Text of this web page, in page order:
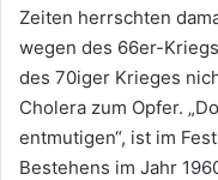
Zeiten herrschten
wegen des 66er-
des 70iger Krieges
Cholera zum Opfer.
entmutigen“, ist im
Bestehens im Jahr